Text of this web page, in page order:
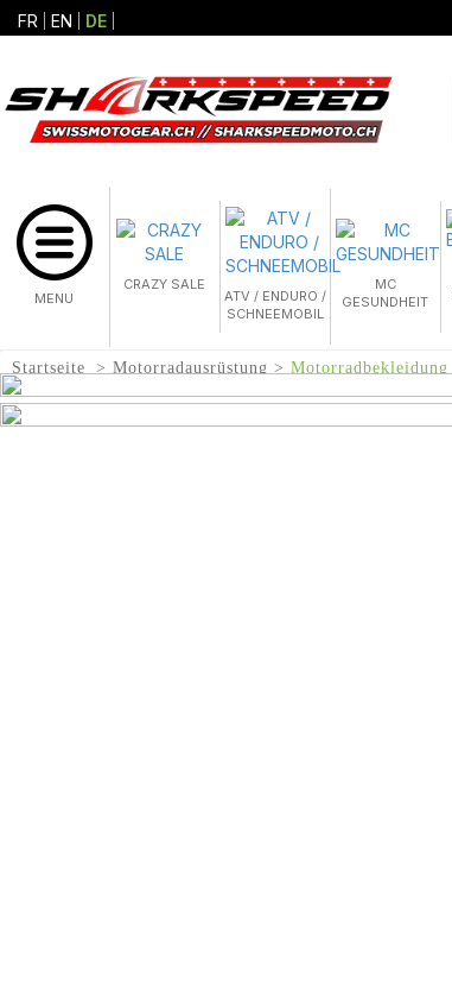
FR EN DE
MENU
CRAZY SALE
ATV / ENDURO /
SCHNEEMOBIL
MC
GESUNDHEIT
Startseite Motorradausrüstung Motorradbekleidung